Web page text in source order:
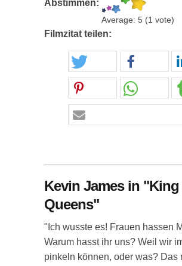
Abstimmen:
Average: 5 (1 vote)
Filmzitat teilen:
Kevin James in
Queens"
"Ich wusste es! Frauen hassen
Warum hasst ihr uns? Weil wir
pinkeln können, oder was? Das